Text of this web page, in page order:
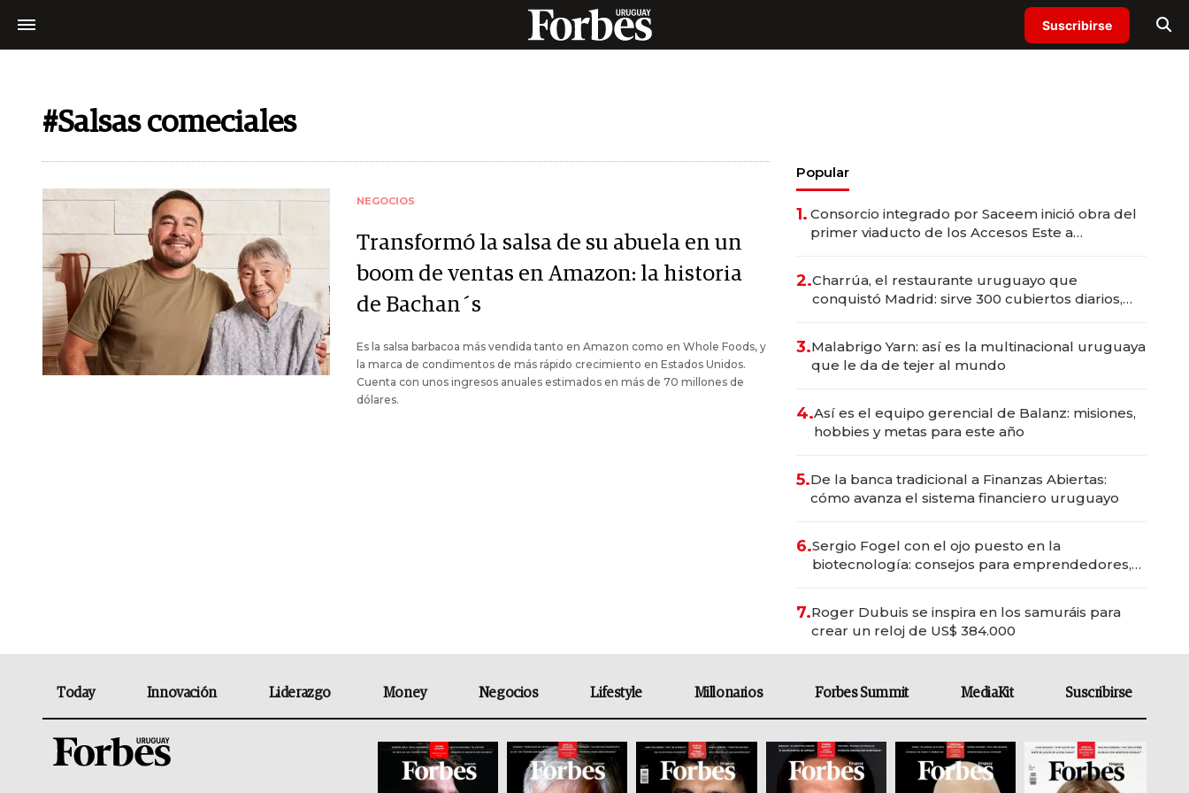
Suscribirse
#Salsas comeciales
NEGOCIOS
Transformó la salsa de su abuela en un
boom de ventas en Amazon: la historia
de Bachan´s
Es la salsa barbacoa más vendida tanto en Amazon como en Whole Foods, y
la marca de condimentos de más rápido crecimiento en Estados Unidos.
Cuenta con unos ingresos anuales estimados en más de 70 millones de
dólares.
Popular
1. Consorcio integrado por Saceem inició obra del
primer viaducto de los Accesos Este a
2.Charrúa, el restaurante uruguayo que
conquistó Madrid: sirve 300 cubiertos diarios,
3.Malabrigo Yarn: así es la multinacional uruguaya
que le da de tejer al mundo
4.Así es el equipo gerencial de Balanz: misiones,
hobbies y metas para este año
5.De la banca tradicional a Finanzas Abiertas:
cómo avanza el sistema financiero uruguayo
6.Sergio Fogel con el ojo puesto en la
biotecnología: consejos para emprendedores,
7.Roger Dubuis se inspira en los samuráis para
crear un reloj de US$ 384.000
Today Innovación Liderazgo Money Negocios Lifestyle Millonarios Forbes Summit MediaKit Suscribirse